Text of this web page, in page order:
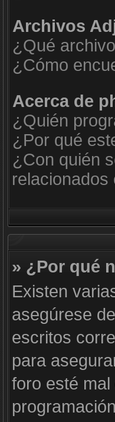
Archivos
¿Qué
¿Cómo
Acerca de
¿Quién
¿Por qué
¿Con quién
relacionados
» ¿Por qué
Existen
asegúrese
escritos
para
foro esté